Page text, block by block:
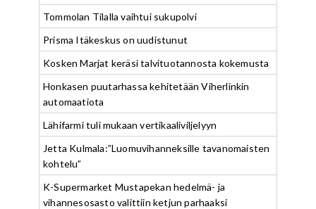
Tommolan Tilalla vaihtui sukupolvi
Prisma Itäkeskus on uudistunut
Kosken Marjat keräsi talvituotannosta kokemusta
Honkasen puutarhassa kehitetään Viherlinkin
automaatiota
Lähifarmi tuli mukaan vertikaaliviljelyyn
Jetta Kulmala:”Luomuvihanneksille tavanomaisten
kohtelu”
K-Supermarket Mustapekan hedelmä- ja
vihannesosasto valittiin ketjun parhaaksi